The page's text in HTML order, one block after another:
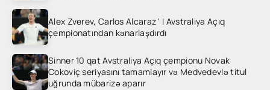
Alex Zverev, Carlos Alcaraz ' I Avstraliya Açıq
çempionatından kənarlaşdırdı
Sinner 10 qat Avstraliya Açıq çempionu Novak
Cokoviç seriyasını tamamlayır və Medvedevlə titul
uğrunda mübarizə aparır